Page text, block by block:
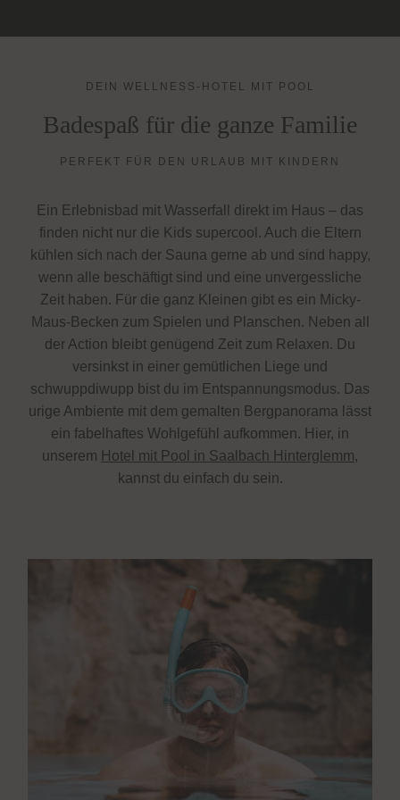
DEIN WELLNESS-HOTEL MIT POOL
Badespaß für die ganze Familie
PERFEKT FÜR DEN URLAUB MIT KINDERN
Ein Erlebnisbad mit Wasserfall direkt im Haus – das
finden nicht nur die Kids supercool. Auch die Eltern
kühlen sich nach der Sauna gerne ab und sind happy,
wenn alle beschäftigt sind und eine unvergessliche
Zeit haben. Für die ganz Kleinen gibt es ein Micky-
Maus-Becken zum Spielen und Planschen. Neben all
der Action bleibt genügend Zeit zum Relaxen. Du
versinkst in einer gemütlichen Liege und
schwuppdiwupp bist du im Entspannungsmodus. Das
urige Ambiente mit dem gemalten Bergpanorama lässt
ein fabelhaftes Wohlgefühl aufkommen. Hier, in
unserem Hotel mit Pool in Saalbach Hinterglemm,
kannst du einfach du sein.